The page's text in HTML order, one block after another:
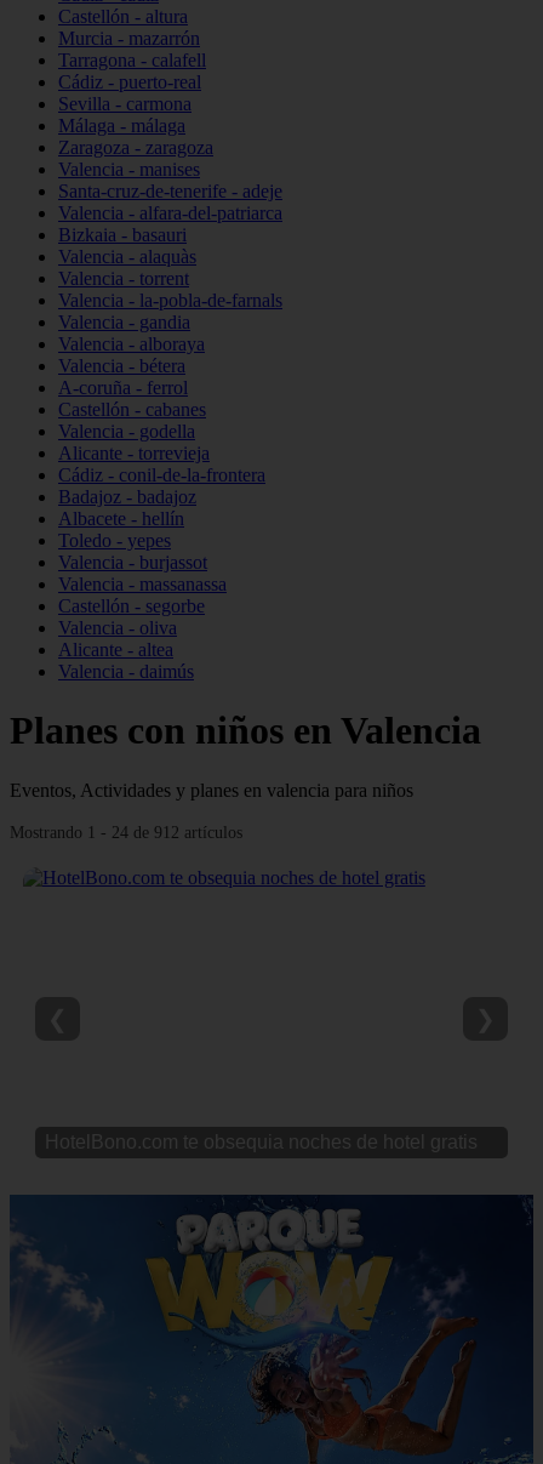
Castellón - altura
Murcia - mazarrón
Tarragona - calafell
Cádiz - puerto-real
Sevilla - carmona
Málaga - málaga
Zaragoza - zaragoza
Valencia - manises
Santa-cruz-de-tenerife - adeje
Valencia - alfara-del-patriarca
Bizkaia - basauri
Valencia - alaquàs
Valencia - torrent
Valencia - la-pobla-de-farnals
Valencia - gandia
Valencia - alboraya
Valencia - bétera
A-coruña - ferrol
Castellón - cabanes
Valencia - godella
Alicante - torrevieja
Cádiz - conil-de-la-frontera
Badajoz - badajoz
Albacete - hellín
Toledo - yepes
Valencia - burjassot
Valencia - massanassa
Castellón - segorbe
Valencia - oliva
Alicante - altea
Valencia - daimús
Planes con niños en Valencia
Eventos, Actividades y planes en valencia para niños
Mostrando 1 - 24 de 912 artículos
HotelBono.com te obsequia noches de hotel gratis